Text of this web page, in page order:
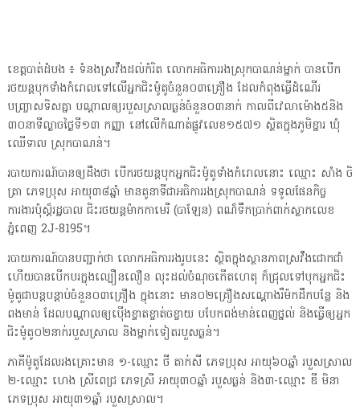
​ខេត្តបាត់ដំបង ​៖ ទំនង​ស្រវឹង​ដល់​កំរិត លោក​អធិការរង​ស្រុក​បាណ​ន់​ម្នាក់ បាន​បើក
រថយន្ត​បុក​ទាំង​កំរោល​ទៅ​លើ​អ្នក​ជិះ​ម៉ូតូ​ចំនួន​០៣​គ្រឿង ដែល​កំពុង​ធ្វើ​ដំណើរ​
បញ្ច្រាសទិស​គ្នា បណ្ដាល​ឲ្យ​របួសស្រាលធ្ងន់​ចំនួន​០៣​នាក់ កាលពី​វេលា​ម៉ោង​៥​និង​
៣០​នាទី​ល្ងាច​ថ្ងៃ​ទី១៣ កញ្ញា នៅ​លើ​កំណាត់​ផ្លូវ​លេខ​១៥៧១ ស្ថិត​ក្នុងភូមិ​ខ្នារ ឃុំ​
ឈើទាល ស្រុក​បាណ​ន់​។
​របាយ​ការ​ណ៍​បាន​ឲ្យ​ដឹង​ថា បើករថយន្ត​បុក​អ្នក​ជិះ​ម៉ូតូ​ទាំង​កំរោល​នោះ ឈ្មោះ សាំង ចិ​
ត្រា ភេទ​ប្រុស​ អាយុ​៣៨​ឆ្នាំ មាន​តូ​នាទីជាអធិការរង​ស្រុក​បាណ​ន់ ទ​ទូល​ផែន​កិច្ច​
ការងារ​ប៉ុ​ស្ដ៏​រដ្ឋបាល ជិះ​រថយន្ត​ម៉ាក​កា​មេ​រី (​បា​ឡែ​ន​) ព​ណ៏​ទឹកប្រាក់​ពាក់​ស្លាក​លេខ
ភ្នំពេញ 2J-8195​។
របាយ​ការ​ណ៍​បាន​បញ្ជាក់​ថា លោក​អធិការរង​រូប​នេះ ស្ថិត​ក្នុង​ស្ថានភាព​ស្រវឹង​ជោក​ជាំ
ហើយ​បាន​បើកបរ​ក្នុង​ល្បឿន​លឿន លុះដល់​ចំណុច​កើតហេតុ ក៏​ជ្រុល​ទៅ​បុក​អ្នក​ជិះ​
ម៉ូតូ​ជា​បន្ត​បន្តា​ប់​ចំនួន​០៣​គ្រឿង ក្នុង​នោះ ​មាន​០២​គ្រឿង​សណ្ដោង​រឺ​ម៉ក​ដឹក​បន្លែ និង
ពងមាន់ ដែល​បណ្ដាល​ឲ្យ​ប៉ើង​ខ្ទាត​ខ្ចាត់​ច​ខ្ចាយ ប​បែក​ពង់​មាន់​ពេញ​ថ្នល់ និងធ្វើ​ឲ្យ​អ្នក​
ជិះ​ម៉ូតូ​០២​នាក់​របួសស្រាល និងម្នាក់​ទៀត​របួសធ្ងន់​។
ភាគី​ម៉ូតូ​ដែល​រង​គ្រោះ​មាន ១​-ឈ្មោះ ថី តាក់​សី ភេទប្រុស ​អាយុ​៦០​ឆ្នាំ របួសស្រាល
២​-ឈ្មោះ ហេង ស្រី​ពេជ្រ ភេទស្រី​ អាយុ​៣០​ឆ្នាំ របួសធ្ងន់ និង៣-​ឈ្មោះ ឌី មិ​នា
ភេទប្រុស ​អាយុ​៣១​ឆ្នាំ របួសស្រាល​។